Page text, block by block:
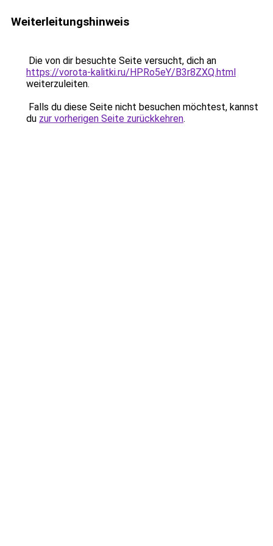
Weiterleitungshinweis
Die von dir besuchte Seite versucht, dich an
https://vorota-kalitki.ru/HPRo5eY/B3r8ZXQ.html
weiterzuleiten.
Falls du diese Seite nicht besuchen möchtest, kannst
du zur vorherigen Seite zurückkehren.